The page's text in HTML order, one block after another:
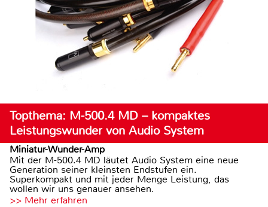
Topthema: M-500.4 MD – kompaktes
Leistungswunder von Audio System
Miniatur-Wunder-Amp
Mit der M-500.4 MD läutet Audio System eine neue
Generation seiner kleinsten Endstufen ein.
Superkompakt und mit jeder Menge Leistung, das
wollen wir uns genauer ansehen.
>> Mehr erfahren